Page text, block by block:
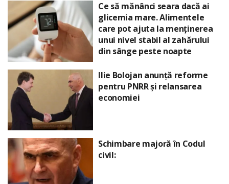
Ce să mănânci seara dacă ai
glicemia mare. Alimentele
care pot ajuta la menținerea
unui nivel stabil al zahărului
din sânge peste noapte
Ilie Bolojan anunță reforme
pentru PNRR și relansarea
economiei
Schimbare majoră în Codul
civil: